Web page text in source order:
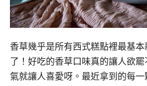
香草幾乎是所有西式糕點裡最基
了！好吃的香草口味真的讓人欲
氣就讓人喜愛呀。最近拿到的每